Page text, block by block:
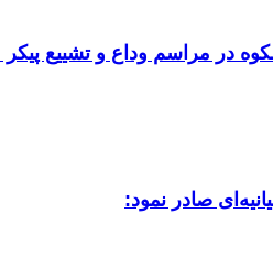
در مراسم وداع و تشییع
صادر نمود: